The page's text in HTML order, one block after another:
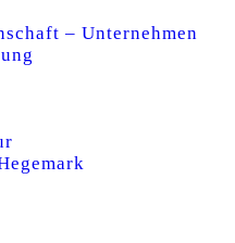
– Unternehmen